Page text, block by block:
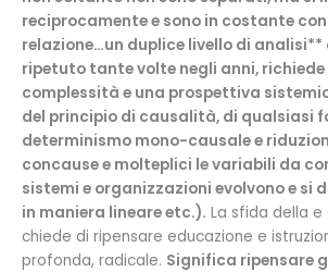
reciprocamente e sono in costante
relazione…un duplice livello di analisi**
ripetuto tante volte negli anni,
complessità e una prospettiva
del principio di causalità, di qualsiasi
determinismo mono-causale e
concause e molteplici le variabili da
sistemi e organizzazioni evolvono e si
in maniera lineare etc.). La sfida della
chiede di ripensare educazione e
profonda, radicale. Significa ripensare